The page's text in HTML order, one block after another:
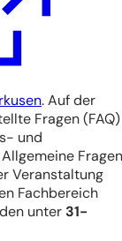
. Auf der
Fragen (FAQ)
und
Fragen
Veranstaltung
Fachbereich
unter 31-